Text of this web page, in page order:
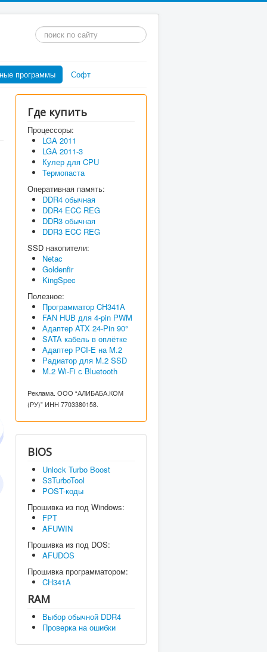
Искать...
программы Софт
Где купить
Процессоры:
LGA 2011
LGA 2011-3
Кулер для CPU
Термопаста
Оперативная память:
DDR4 обычная
DDR4 ECC REG
DDR3 обычная
DDR3 ECC REG
SSD накопители:
Netac
Goldenfir
KingSpec
Полезное:
Программатор CH341A
FAN HUB для 4-pin PWM
Адаптер ATX 24-Pin 90°
SATA кабель в оплётке
Адаптер PCI-E на M.2
Радиатор для M.2 SSD
M.2 Wi-Fi с Bluetooth
Реклама. ООО “АЛИБАБА.КОМ
(РУ)” ИНН 7703380158.
BIOS
Unlock Turbo Boost
S3TurboTool
POST-коды
Прошивка из под Windows:
FPT
AFUWIN
Прошивка из под DOS:
AFUDOS
Прошивка программатором:
CH341A
RAM
Выбор обычной DDR4
Проверка на ошибки